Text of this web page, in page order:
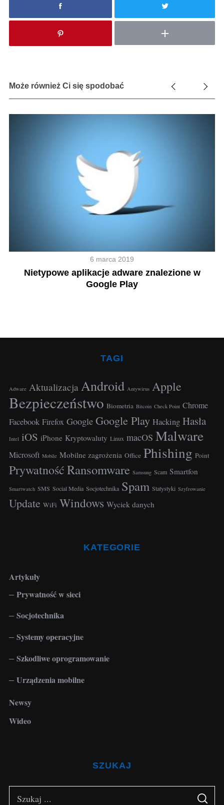
Może również Ci się spodobać
6 marca 2019
Nietypowe aplikacje adware znalezione w
Google Play
TAGI
Adware Aktualizacja Android Antywirus Apple
Bezpieczeństwo Biometria Bitcoin Check Point Chrome
Facebook Firefox Google Google Play Hacking Hasła
Intel iOS iPhone Kryptowaluty Linux macOS Malware
Microsoft Mobile Mobilne zagrożenia Office Phishing Point
PrywatnośćRansomware Samsung Scam Smartfon
Smartwatch SMS Social Media Socjotechnika Spam Statystyki Szyfrowanie
Update WiFi Windows Wyciek danych
KATEGORIE
Artykuły
Prywatność w sieci
Socjotechnika
Systemy operacyjne
Szkodliwe oprogramowanie
Urządzenia mobilne
Newsy
Wideo
SZUKAJ
S
o
: